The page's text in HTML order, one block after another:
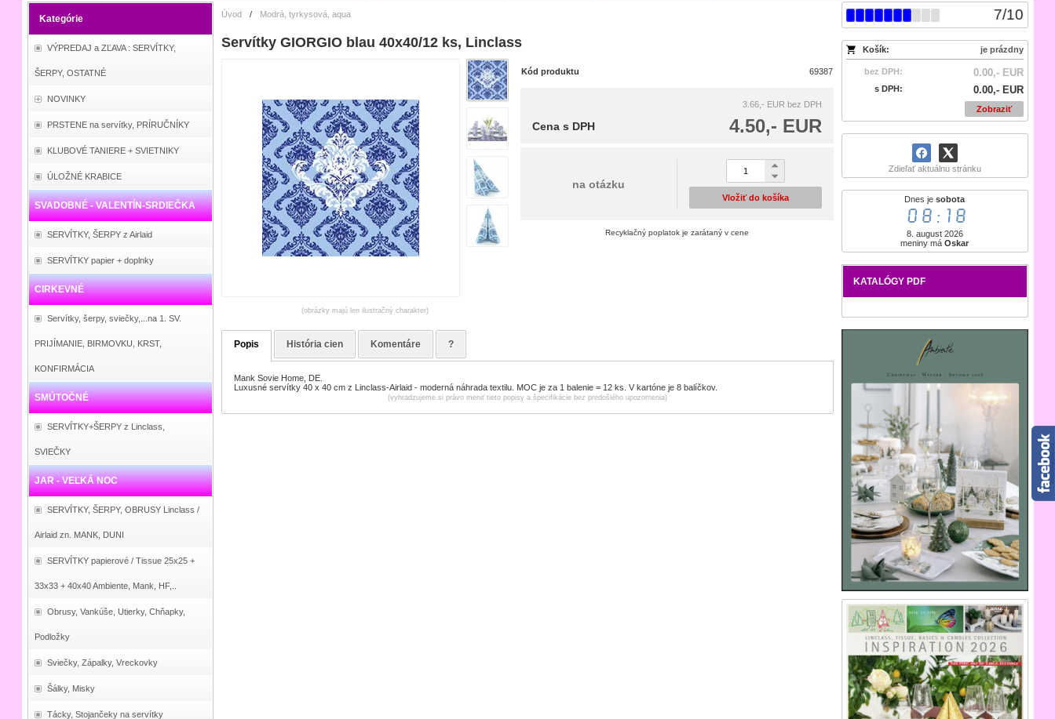
Kategórie
VÝPREDAJ a ZĽAVA : SERVÍTKY,
ŠERPY, OSTATNÉ
NOVINKY
PRSTENE na servítky, PRÍRUČNÍKY
KLUBOVÉ TANIERE + SVIETNIKY
ÚLOŽNÉ KRABICE
SVADOBNÉ - VALENTÍN-SRDIEČKA
SERVÍTKY, ŠERPY z Airlaid
SERVÍTKY papier + doplnky
CIRKEVNÉ
Servítky, šerpy, sviečky,...na 1. SV.
PRIJÍMANIE, BIRMOVKU, KRST,
KONFIRMÁCIA
SMÚTOČNÉ
SERVÍTKY+ŠERPY z Linclass,
SVIEČKY
JAR - VEĽKÁ NOC
SERVÍTKY, ŠERPY, OBRUSY Linclass /
Airlaid zn. MANK, DUNI
SERVÍTKY papierové / Tissue 25x25 +
33x33 + 40x40 Ambiente, Mank, HF,..
Obrusy, Vankúše, Utierky, Chňapky,
Podložky
Sviečky, Zápalky, Vreckovky
Šálky, Misky
Tácky, Stojančeky na servítky
7/10
Košík: je prázdny
bez DPH: 0.00,- EUR
s DPH: 0.00,- EUR
Zobraziť
Zdieľať aktuálnu stránku
Dnes jesobota
08:18
8. august 2026
meniny máOskar
KATALÓGY PDF
Úvod / Modrá, tyrkysová, aqua
Servítky GIORGIO blau 40x40/12 ks, Linclass
(obrázky majú len ilustračný charakter)
Kód produktu 69387
3.66,- EUR bez DPH
4.50,- EUR
Cena s DPH
na otázku
Vložiť do košíka
Recyklačný poplatok je zarátaný v cene
Popis História cien Komentáre ?
Mank Sovie Home, DE.
Luxusné servítky 40 x 40 cm z Linclass-Airlaid - moderná náhrada textilu. MOC je za 1 balenie = 12 ks. V kartóne je 8 balíčkov.
(vyhradzujeme si právo meniť tieto popisy a špecifikácie bez predošlého upozornenia)